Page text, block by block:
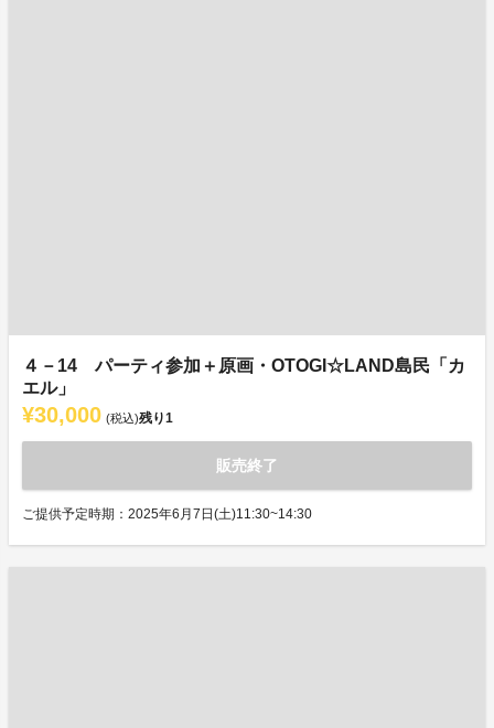
４－14 パーティ参加＋原画・OTOGI☆LAND島民「カ
エル」
¥30,000 (税込)残り1
販売終了
ご提供予定時期：2025年6月7日(土)11:30~14:30